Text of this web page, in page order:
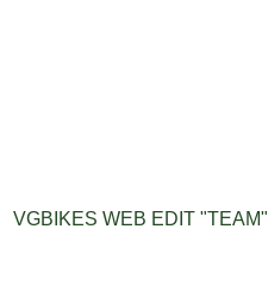
VGBIKES WEB EDIT "TEAM"